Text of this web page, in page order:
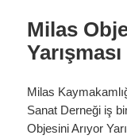
Milas
Milas
Sanat Derneği iş
Objesini Arıyor